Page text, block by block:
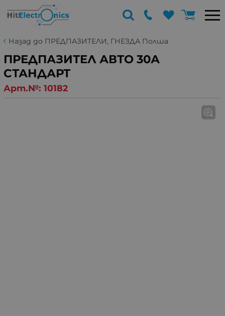
Назад до ПРЕДПАЗИТЕЛИ, ГНЕЗДА Полша
ПРЕДПАЗИТЕЛ АВТО 30А
СТАНДАРТ
Арт.№: 10182